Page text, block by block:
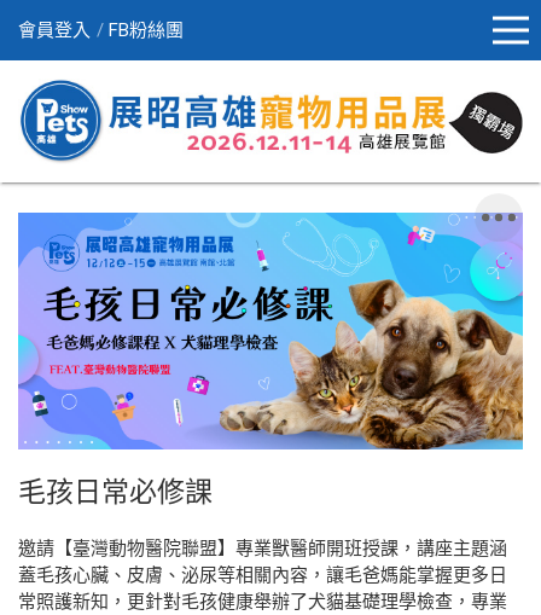
會員登入 FB粉絲團
毛孩日常必修課
邀請【臺灣動物醫院聯盟】專業獸醫師開班授課，講座主題涵
蓋毛孩心臟、皮膚、泌尿等相關內容，讓毛爸媽能掌握更多日
常照護新知，更針對毛孩健康舉辦了犬貓基礎理學檢查，專業